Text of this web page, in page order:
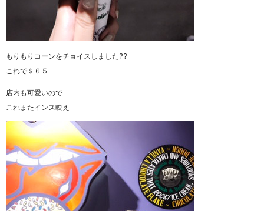
もりもりコーンをチョイスしました??
これで＄６５
店内も可愛いので
これまたインス映え